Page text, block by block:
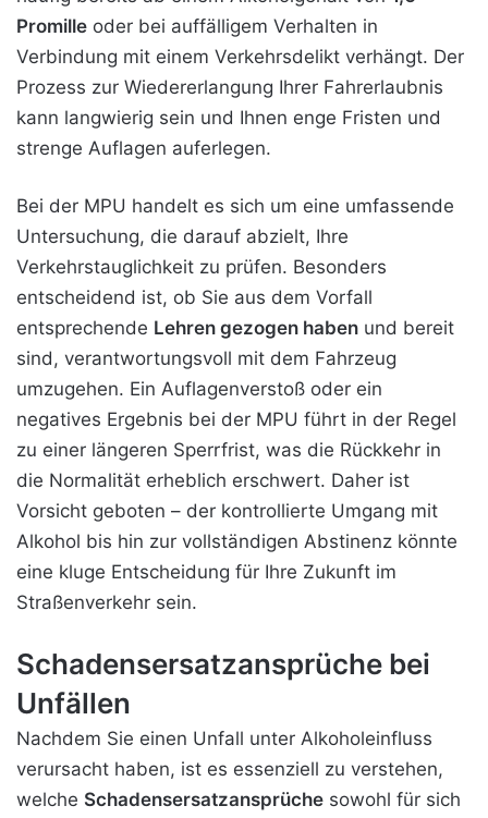
Promille oder bei auffälligem Verhalten in
Verbindung mit einem Verkehrsdelikt verhängt. Der
Prozess zur Wiedererlangung Ihrer Fahrerlaubnis
kann langwierig sein und Ihnen enge Fristen und
strenge Auflagen auferlegen.
Bei der MPU handelt es sich um eine umfassende
Untersuchung, die darauf abzielt, Ihre
Verkehrstauglichkeit zu prüfen. Besonders
entscheidend ist, ob Sie aus dem Vorfall
entsprechende Lehren gezogen haben und bereit
sind, verantwortungsvoll mit dem Fahrzeug
umzugehen. Ein Auflagenverstoß oder ein
negatives Ergebnis bei der MPU führt in der Regel
zu einer längeren Sperrfrist, was die Rückkehr in
die Normalität erheblich erschwert. Daher ist
Vorsicht geboten – der kontrollierte Umgang mit
Alkohol bis hin zur vollständigen Abstinenz könnte
eine kluge Entscheidung für Ihre Zukunft im
Straßenverkehr sein.
Schadensersatzansprüche bei
Unfällen
Nachdem Sie einen Unfall unter Alkoholeinfluss
verursacht haben, ist es essenziell zu verstehen,
welche Schadensersatzansprüche sowohl für sich